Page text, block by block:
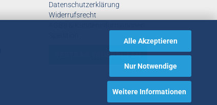
Alle Akzeptieren
Nur Notwendige
Weitere Informationen
Datenschutzerklärung
Widerrufsrecht
VERTRAG WIDERRUFEN